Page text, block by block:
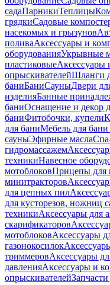
садаПарникиТеплицы
грядкиСадовые
насекомых и грызунов
поливаАксессуары и
оборудованияУкрывные
пластиковыеАксессуары
опрыскивателейШланги
баниБаниСауныДвери
изделияБанные
баниОснащение и декор
баниФитобочки, купели
для баниМебель для
сауныЭфирные масла
гидромассажем
техникиНавесное
мотоблоковПрицепы для
минитракторов
для цепных пил
для кусторезов, ножниц
техникиАксессуары для
скарификаторов
мотоблоковАксессуары
газонокосилок
триммеровАксессуары
давленияАксессуары и
опрыскивателей